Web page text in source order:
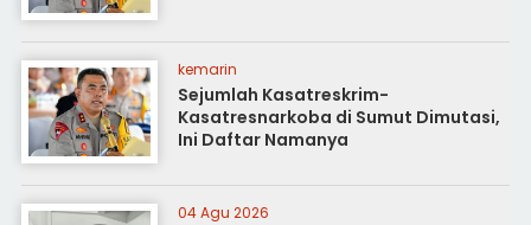
kemarin
Sejumlah Kasatreskrim-
Kasatresnarkoba di Sumut Dimutasi,
Ini Daftar Namanya
04 Agu 2026